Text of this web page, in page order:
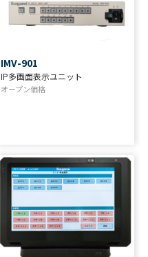
IMV-901
IP多画面表示ユニット
オープン価格